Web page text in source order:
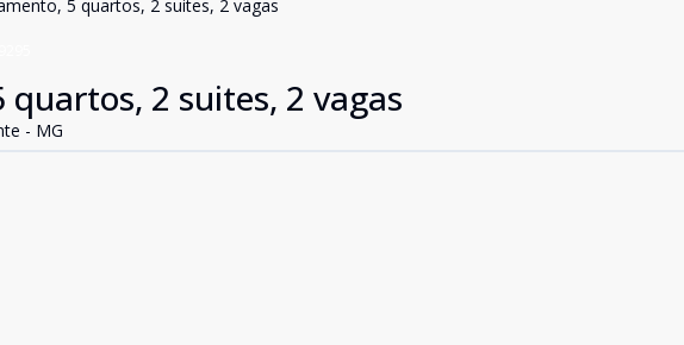
5 quartos, 2 suites, 2 vagas
2 suites, 2 vagas
- MG